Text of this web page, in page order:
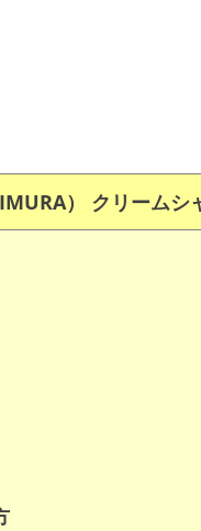
） クリームシ